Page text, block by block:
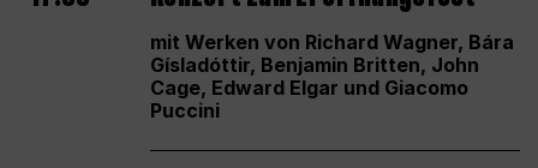
mit Werken von Richard Wagner, Bára
Gísladóttir, Benjamin Britten, John
Cage, Edward Elgar und Giacomo
Puccini